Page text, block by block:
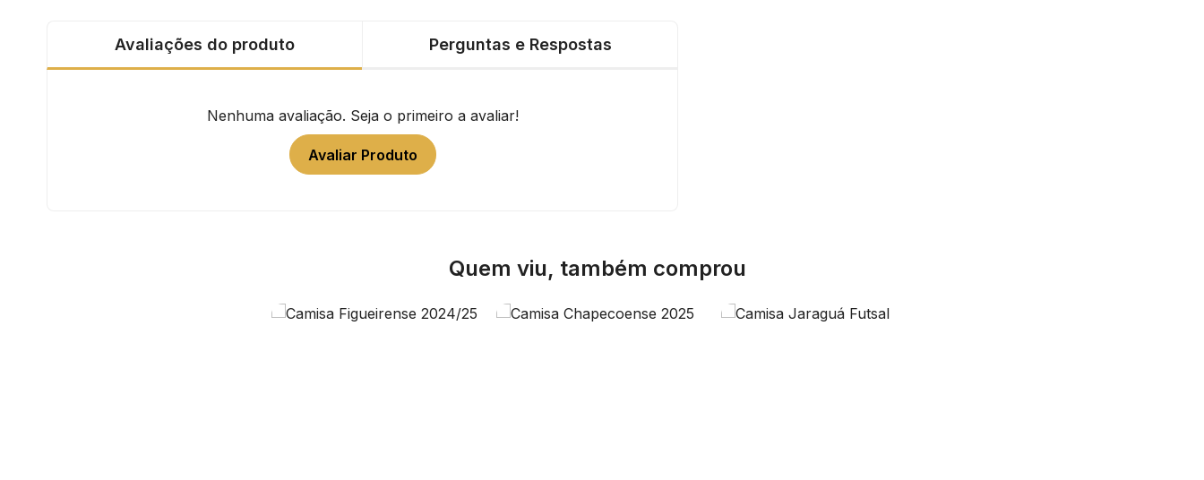
Avaliações do produto Perguntas e Respostas
Nenhuma avaliação. Seja o primeiro a avaliar!
Avaliar Produto
Quem viu, também comprou